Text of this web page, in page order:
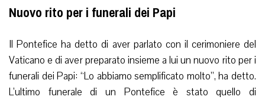
Nuovo rito per i funerali dei Papi
Il Pontefice ha detto di aver parlato con il cerimoniere del
Vaticano e di aver preparato insieme a lui un nuovo rito per i
funerali dei Papi: “Lo abbiamo semplificato molto”, ha detto.
L’ultimo funerale di un Pontefice è stato quello di